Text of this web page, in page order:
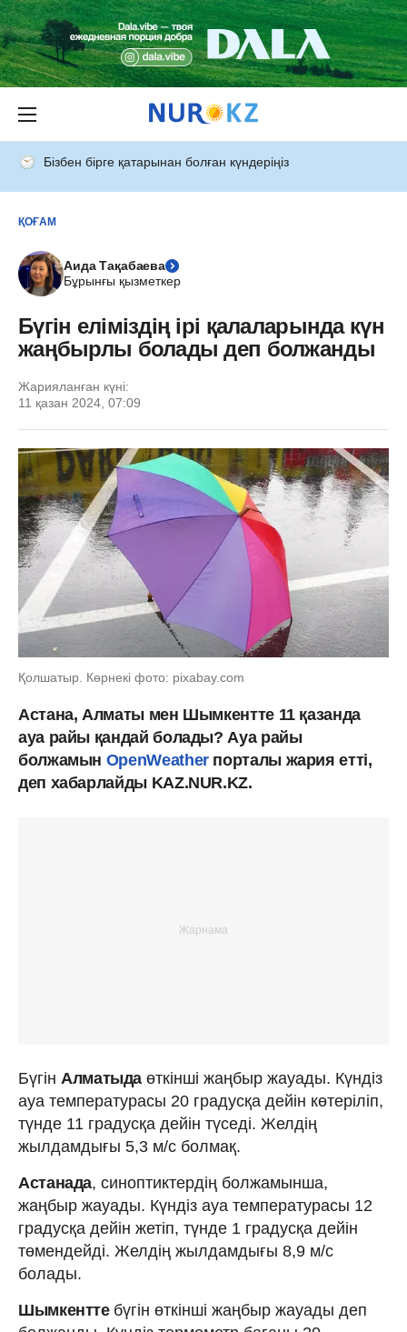
Бізбен бірге қатарынан болған күндеріңіз
ҚОҒАМ
Аида Тақабаева
Бұрынғы қызметкер
Бүгін еліміздің ірі қалаларында күн
жаңбырлы болады деп болжанды
Жарияланған күні:
11 қазан 2024, 07:09
Қолшатыр. Көрнекі фото: pixabay.com
Астана, Алматы мен Шымкентте 11 қазанда
ауа райы қандай болады? Ауа райы
болжамын OpenWeatherпорталы жария етті,
деп хабарлайды KAZ.NUR.KZ.
Бүгін Алматыда өткінші жаңбыр жауады. Күндіз
ауа температурасы 20 градусқа дейін көтеріліп,
түнде 11 градусқа дейін түседі. Желдің
жылдамдығы 5,3 м/с болмақ.
Астанада, синоптиктердің болжамынша,
жаңбыр жауады. Күндіз ауа температурасы 12
градусқа дейін жетіп, түнде 1 градусқа дейін
төмендейді. Желдің жылдамдығы 8,9 м/с
болады.
Шымкентте бүгін өткінші жаңбыр жауады деп